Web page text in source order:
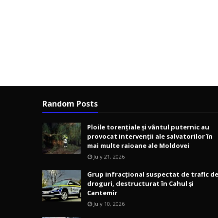
Random Posts
Ploile torențiale și vântul puternic au
provocat intervenții ale salvatorilor în
mai multe raioane ale Moldovei
July 21, 2026
Grup infracțional suspectat de trafic de
droguri, destructurat în Cahul și
Cantemir
July 10, 2026